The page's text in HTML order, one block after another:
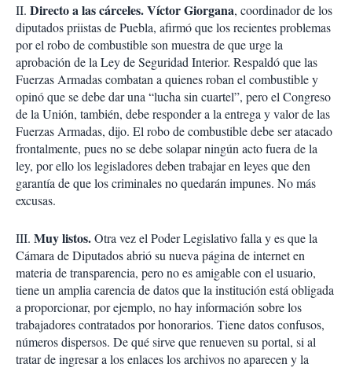
II. Directo a las cárceles.Víctor Giorgana, coordinador de los
diputados priistas de Puebla, afirmó que los recientes problemas
por el robo de combustible son muestra de que urge la
aprobación de la Ley de Seguridad Interior. Respaldó que las
Fuerzas Armadas combatan a quienes roban el combustible y
opinó que se debe dar una “lucha sin cuartel”, pero el Congreso
de la Unión, también, debe responder a la entrega y valor de las
Fuerzas Armadas, dijo. El robo de combustible debe ser atacado
frontalmente, pues no se debe solapar ningún acto fuera de la
ley, por ello los legisladores deben trabajar en leyes que den
garantía de que los criminales no quedarán impunes. No más
excusas.
III. Muy listos.Otra vez el Poder Legislativo falla y es que la
Cámara de Diputados abrió su nueva página de internet en
materia de transparencia, pero no es amigable con el usuario,
tiene un amplia carencia de datos que la institución está obligada
a proporcionar, por ejemplo, no hay información sobre los
trabajadores contratados por honorarios. Tiene datos confusos,
números dispersos. De qué sirve que renueven su portal, si al
tratar de ingresar a los enlaces los archivos no aparecen y la